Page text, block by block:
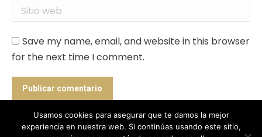
Sitio web
Save my name, email, and website in this browser
for the next time I comment.
Publicar comentario
Usamos cookies para asegurar que te damos la mejor
experiencia en nuestra web. Si continúas usando este sitio,